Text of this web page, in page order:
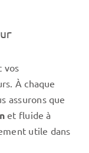
vos
À chaque
assurons que
et fluide à
utile dans